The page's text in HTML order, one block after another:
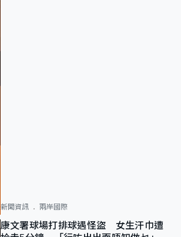
新聞資訊 兩岸國際
康文署球場打排球遇怪盜 女生汗巾遭